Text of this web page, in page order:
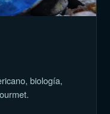
biología,